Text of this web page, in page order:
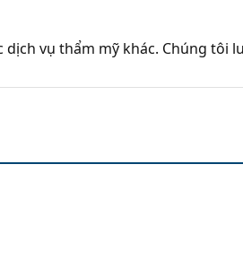
vụ thẩm mỹ khác. Chúng tôi